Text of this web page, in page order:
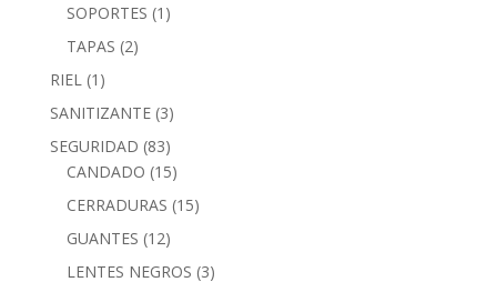
SOPORTES (1)
TAPAS (2)
RIEL (1)
SANITIZANTE (3)
SEGURIDAD (83)
CANDADO (15)
CERRADURAS (15)
GUANTES (12)
LENTES NEGROS (3)